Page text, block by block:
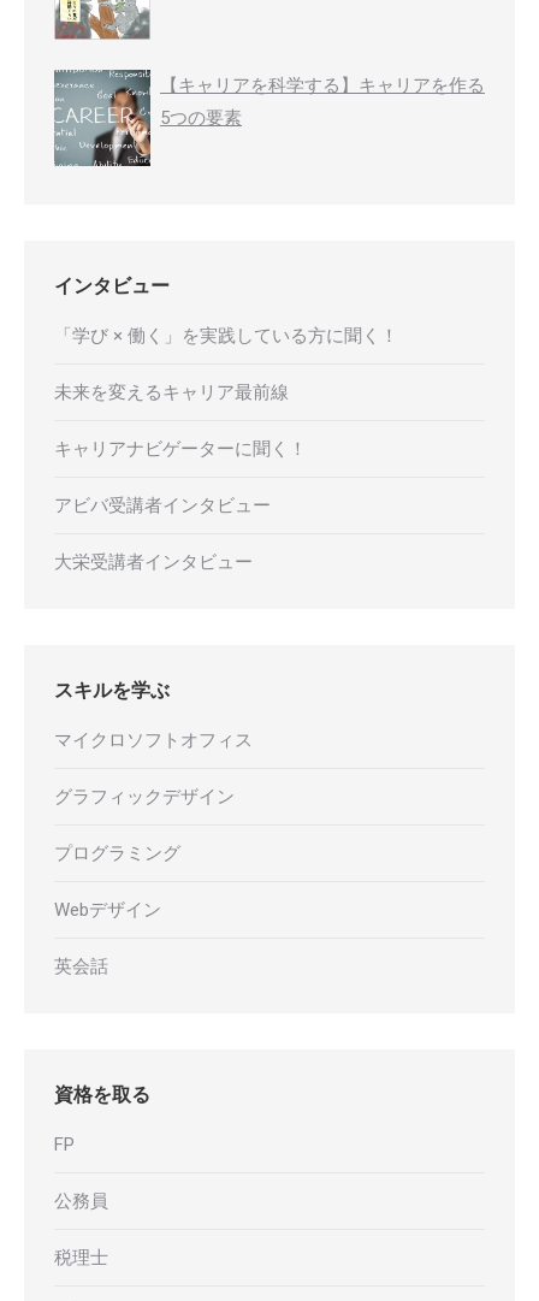
【キャリアを科学する】キャリアを作る
5つの要素
インタビュー
「学び × 働く」を実践している方に聞く！
未来を変えるキャリア最前線
キャリアナビゲーターに聞く！
アビバ受講者インタビュー
大栄受講者インタビュー
スキルを学ぶ
マイクロソフトオフィス
グラフィックデザイン
プログラミング
Webデザイン
英会話
資格を取る
FP
公務員
税理士